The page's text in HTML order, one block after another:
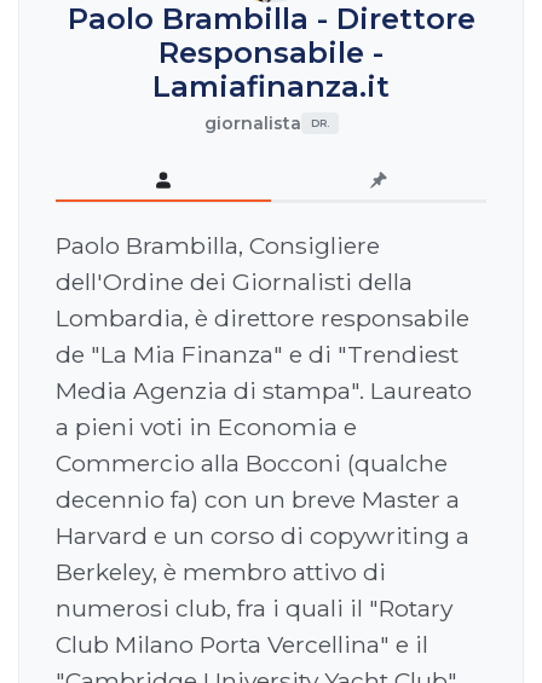
Paolo Brambilla - Direttore
Responsabile -
Lamiafinanza.it
giornalista DR.
Paolo Brambilla, Consigliere
dell'Ordine dei Giornalisti della
Lombardia, è direttore responsabile
de "La Mia Finanza" e di "Trendiest
Media Agenzia di stampa". Laureato
a pieni voti in Economia e
Commercio alla Bocconi (qualche
decennio fa) con un breve Master a
Harvard e un corso di copywriting a
Berkeley, è membro attivo di
numerosi club, fra i quali il "Rotary
Club Milano Porta Vercellina" e il